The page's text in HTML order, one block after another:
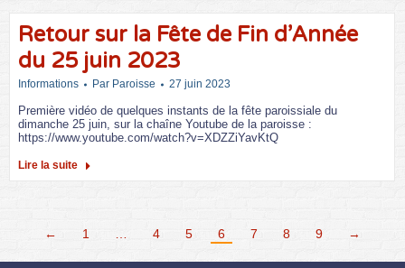
Retour sur la Fête de Fin d’Année
du 25 juin 2023
Informations Par Paroisse 27 juin 2023
Première vidéo de quelques instants de la fête paroissiale du
dimanche 25 juin, sur la chaîne Youtube de la paroisse :
https://www.youtube.com/watch?v=XDZZiYavKtQ
Lire la suite
← 1 4 5 6 7 8 9 →